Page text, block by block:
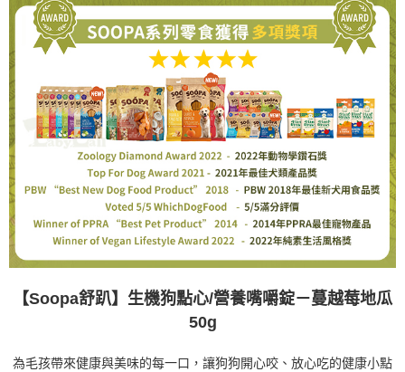
【Soopa舒趴】生機狗點心/營養嘴嚼錠－蔓越莓地瓜
50g
為毛孩帶來健康與美味的每一口，讓狗狗開心咬、放心吃的健康小點